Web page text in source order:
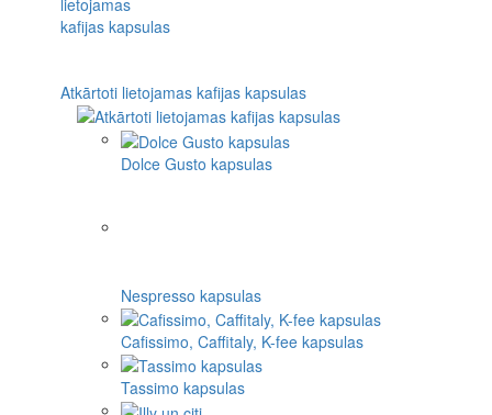
Atkārtoti lietojamas kafijas kapsulas
Dolce Gusto kapsulas
Nespresso kapsulas
Cafissimo, Caffitaly, K-fee kapsulas
Tassimo kapsulas